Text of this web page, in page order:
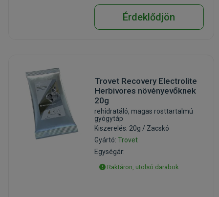
Érdeklődjön
Trovet Recovery Electrolite
Herbivores növényevőknek
20g
rehidratáló, magas rosttartalmú
gyógytáp
Kiszerelés: 20g / Zacskó
Gyártó: Trovet
Egységár:
Raktáron, utolsó darabok